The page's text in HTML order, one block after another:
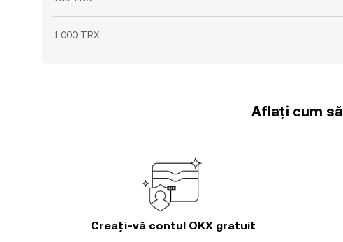
1.000 TRX
Aflați cum
Creați-vă contul OKX gratuit